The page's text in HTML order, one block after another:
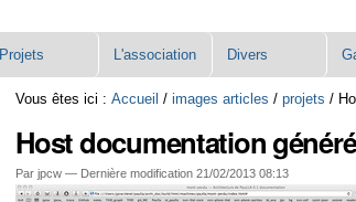
Projets L'association Divers
Vous êtes ici : Accueil /images articles /projets /
Host documentation
Par jpcw — Dernière modification 21/02/2013 08:13